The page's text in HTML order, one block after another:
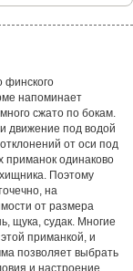
финского
напоминает
сжато по бокам.
движение под водой
от оси под
приманок одинаково
Поэтому
на
от размера
щука, судак. Многие
приманкой, и
позволяет выбрать